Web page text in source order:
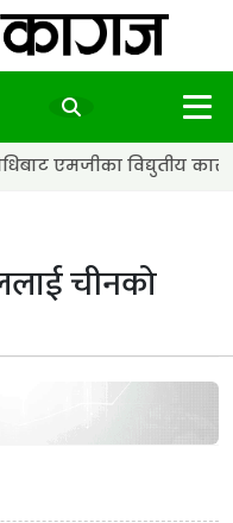
विद्युतीय कार अझ छिटा र
चीनको